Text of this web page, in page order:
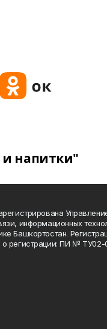
и напитки"
информационных
Башкортостан.
регистрации: ПИ № ТУ02-